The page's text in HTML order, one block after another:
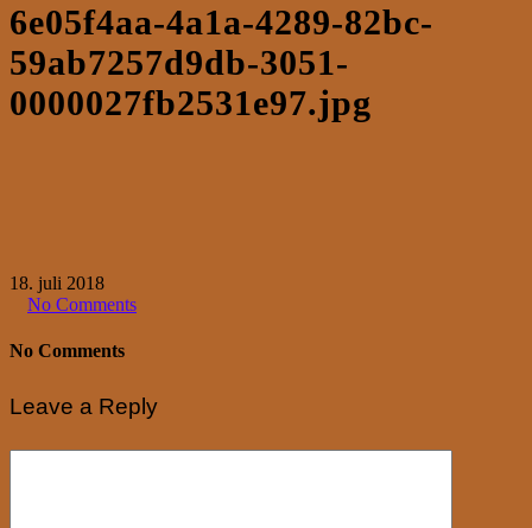
6e05f4aa-4a1a-4289-82bc-
59ab7257d9db-3051-
0000027fb2531e97.jpg
18. juli 2018
No Comments
No Comments
Leave a Reply